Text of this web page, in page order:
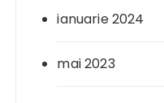
ianuarie 2024
mai 2023